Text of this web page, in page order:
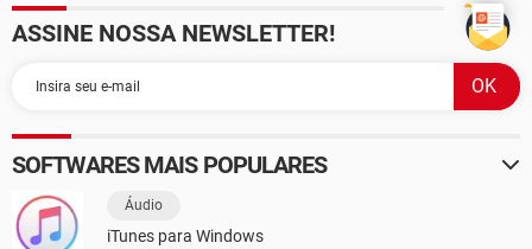
ASSINE NOSSA NEWSLETTER!
SOFTWARES MAIS POPULARES
Áudio
iTunes para Windows